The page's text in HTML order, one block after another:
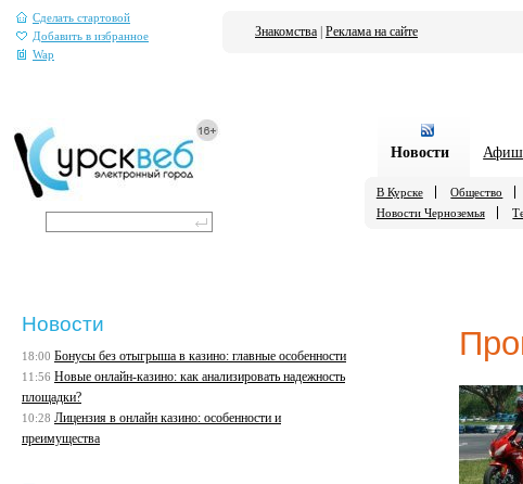
Сделать стартовой
Добавить в избранное
Wap
Знакомства Реклама на сайте
Новости
В Курске Общество
Новости Черноземья
Новости
18:00 Бонусы без отыгрыша в казино: главные особенности
11:56 Новые онлайн-казино: как анализировать надежность
площадки?
10:28 Лицензия в онлайн казино: особенности и
преимущества